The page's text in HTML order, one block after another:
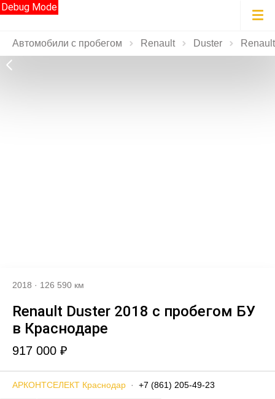
Debug Mode
Автомобили с пробегом Renault Duster
2018 · 126 590 км
Renault Duster 2018 с пробегом БУ
в Краснодаре
917 000 ₽
АРКОНТСЕЛЕКТ Краснодар · +7 (861) 205-49-23